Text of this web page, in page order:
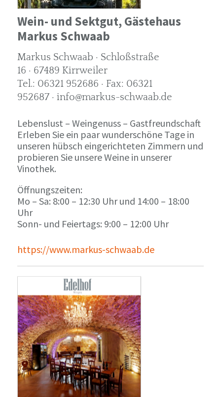
Wein- und Sektgut, Gästehaus
Markus Schwaab
Markus Schwaab · Schloßstraße
16 · 67489 Kirrweiler
Tel.: 06321 952686 · Fax: 06321
952687 · info@markus-schwaab.de
Lebenslust – Weingenuss – Gastfreundschaft
Erleben Sie ein paar wunderschöne Tage in
unseren hübsch eingerichteten Zimmern und
probieren Sie unsere Weine in unserer
Vinothek.
Öffnungszeiten:
Mo – Sa: 8:00 – 12:30 Uhr und 14:00 – 18:00
Uhr
Sonn- und Feiertags: 9:00 – 12:00 Uhr
https://www.markus-schwaab.de